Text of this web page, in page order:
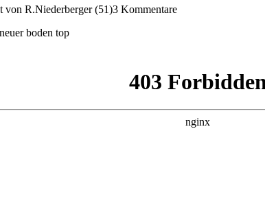
von R.Niederberger (51)3 Kommentare
boden top